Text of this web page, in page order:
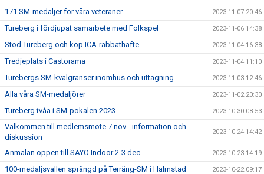
171 SM-medaljer för våra veteraner 2023-11-07 20:46
Tureberg i fördjupat samarbete med Folkspel 2023-11-06 14:38
Stöd Tureberg och köp ICA-rabbathäfte 2023-11-04 16:38
Tredjeplats i Castorama 2023-11-04 11:10
Turebergs SM-kvalgränser inomhus och uttagning 2023-11-03 12:46
Alla våra SM-medaljörer 2023-11-02 20:30
Tureberg tvåa i SM-pokalen 2023 2023-10-30 08:53
Välkommen till medlemsmöte 7 nov - information och
diskussion
2023-10-24 14:42
Anmälan öppen till SAYO Indoor 2-3 dec 2023-10-23 14:19
100-medaljsvallen sprängd på Terräng-SM i Halmstad 2023-10-22 09:17